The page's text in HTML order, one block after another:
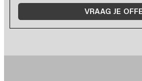
VRAAG JE